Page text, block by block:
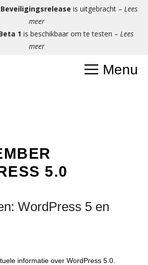
is uitgebracht – Lees
meer
1 is beschikbaar om te testen – Lees
meer
Menu
5.0
WordPress 5 en
informatie over WordPress 5.0.